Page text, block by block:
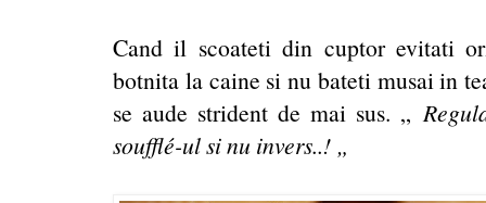
Cand il scoateti din cuptor evitati
botnita la caine si nu bateti musai in
se aude strident de mai sus. „
soufflé-ul si nu invers..! „